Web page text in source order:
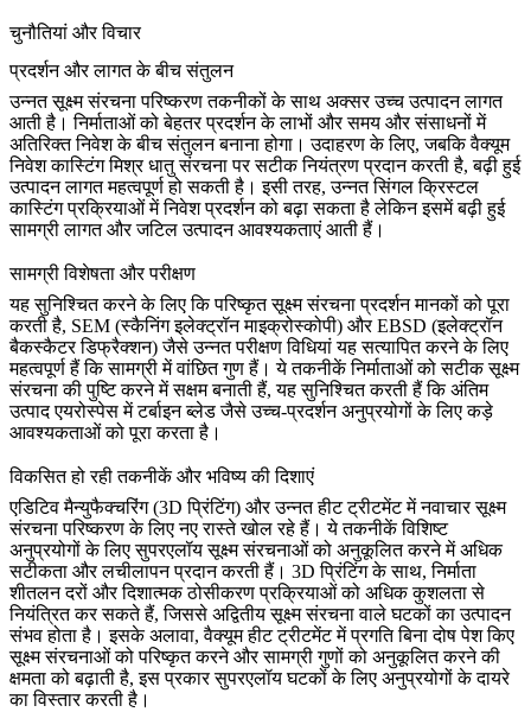
चुनौतियां और विचार
प्रदर्शन और लागत के बीच संतुलन
उन्नत सूक्ष्म संरचना परिष्करण तकनीकों के साथ अक्सर उच्च उत्पादन लागत
आती है। निर्माताओं को बेहतर प्रदर्शन के लाभों और समय और संसाधनों में
अतिरिक्त निवेश के बीच संतुलन बनाना होगा। उदाहरण के लिए, जबकिवैक्यूम
निवेश कास्टिंगमिश्र धातु संरचना पर सटीक नियंत्रण प्रदान करती है, बढ़ी हुई
उत्पादन लागत महत्वपूर्ण हो सकती है। इसी तरह, उन्नतसिंगल क्रिस्टल
कास्टिंगप्रक्रियाओं में निवेश प्रदर्शन को बढ़ा सकता है लेकिन इसमें बढ़ी हुई
सामग्री लागत और जटिल उत्पादन आवश्यकताएं आती हैं।
सामग्री विशेषता और परीक्षण
यह सुनिश्चित करने के लिए कि परिष्कृत सूक्ष्म संरचना प्रदर्शन मानकों को पूरा
करती है, SEM (स्कैनिंग इलेक्ट्रॉन माइक्रोस्कोपी) औरEBSD (इलेक्ट्रॉन
बैकस्कैटर डिफ्रैक्शन) जैसे उन्नत परीक्षण विधियां यह सत्यापित करने के लिए
महत्वपूर्ण हैं कि सामग्री में वांछित गुण हैं। ये तकनीकें निर्माताओं को सटीक सूक्ष्म
संरचना की पुष्टि करने में सक्षम बनाती हैं, यह सुनिश्चित करती हैं कि अंतिम
उत्पाद एयरोस्पेस मेंटर्बाइन ब्लेडजैसे उच्च-प्रदर्शन अनुप्रयोगों के लिए कड़े
आवश्यकताओं को पूरा करता है।
विकसित हो रही तकनीकें और भविष्य की दिशाएं
एडिटिव मैन्युफैक्चरिंग(3D प्रिंटिंग) और उन्नतहीट ट्रीटमेंटमें नवाचार सूक्ष्म
संरचना परिष्करण के लिए नए रास्ते खोल रहे हैं। ये तकनीकें विशिष्ट
अनुप्रयोगों के लिए सुपरएलॉय सूक्ष्म संरचनाओं को अनुकूलित करने में अधिक
सटीकता और लचीलापन प्रदान करती हैं। 3D प्रिंटिंग के साथ, निर्माता
शीतलन दरों और दिशात्मक ठोसीकरण प्रक्रियाओं को अधिक कुशलता से
नियंत्रित कर सकते हैं, जिससे अद्वितीय सूक्ष्म संरचना वाले घटकों का उत्पादन
संभव होता है। इसके अलावा,वैक्यूम हीट ट्रीटमेंटमें प्रगति बिना दोष पेश किए
सूक्ष्म संरचनाओं को परिष्कृत करने और सामग्री गुणों को अनुकूलित करने की
क्षमता को बढ़ाती है, इस प्रकार सुपरएलॉय घटकों के लिए अनुप्रयोगों के दायरे
का विस्तार करती है।